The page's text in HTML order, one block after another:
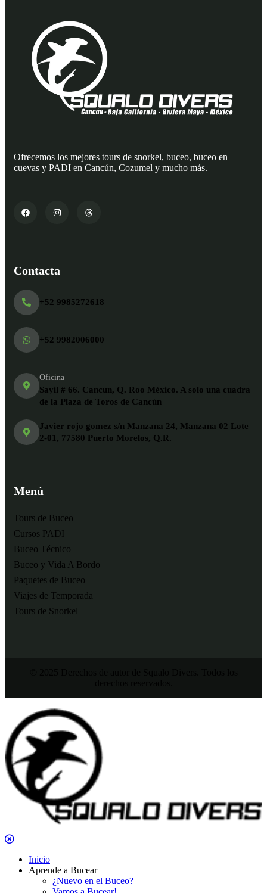
Ofrecemos los mejores tours de snorkel, buceo, buceo en
cuevas y PADI en Cancún, Cozumel y mucho más.
Contacta
+52 9985272618
+52 9982006000
Oficina
Sayil # 66. Cancun, Q. Roo México. A solo una cuadra
de la Plaza de Toros de Cancún
Javier rojo gomez s/n Manzana 24, Manzana 02 Lote
2-01, 77580 Puerto Morelos, Q.R.
Menú
Tours de Buceo
Cursos PADI
Buceo Técnico
Buceo y Vida A Bordo
Paquetes de Buceo
Viajes de Temporada
Tours de Snorkel
Inicio
Aprende a Bucear
¿Nuevo en el Buceo?